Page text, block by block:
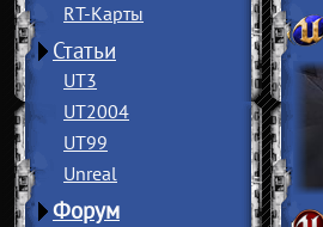
RT-Карты
Статьи
UT3
UT2004
UT99
Unreal
Форум